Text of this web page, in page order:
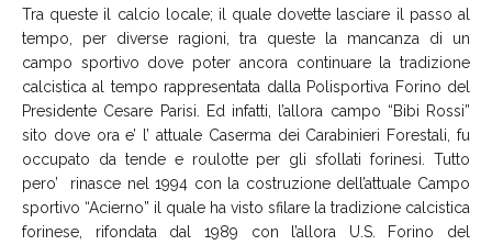
Tra queste il calcio locale; il quale dovette lasciare il passo al
tempo, per diverse ragioni, tra queste la mancanza di un
campo sportivo dove poter ancora continuare la tradizione
calcistica al tempo rappresentata dalla Polisportiva Forino del
Presidente Cesare Parisi. Ed infatti, l’allora campo “Bibi Rossi”
sito dove ora e’ l’ attuale Caserma dei Carabinieri Forestali, fu
occupato da tende e roulotte per gli sfollati forinesi. Tutto
pero’ rinasce nel 1994 con la costruzione dell’attuale Campo
sportivo “Acierno” il quale ha visto sfilare la tradizione calcistica
forinese, rifondata dal 1989 con l’allora U.S. Forino del